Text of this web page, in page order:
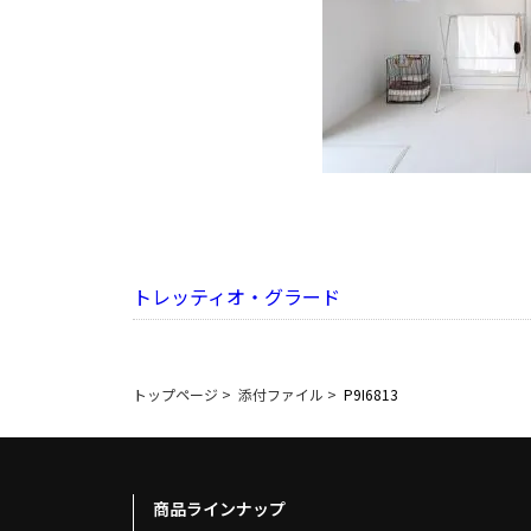
トレッティオ・グラード
トップページ > 添付ファイル > P9I6813
商品ラインナップ